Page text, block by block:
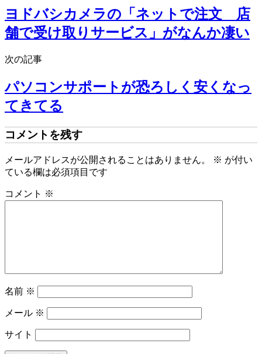
ヨドバシカメラの「ネットで注文 店
舗で受け取りサービス」がなんか凄い
次の記事
パソコンサポートが恐ろしく安くなっ
てきてる
コメントを残す
メールアドレスが公開されることはありません。 ※ が付い
ている欄は必須項目です
コメント ※
名前 ※
メール ※
サイト